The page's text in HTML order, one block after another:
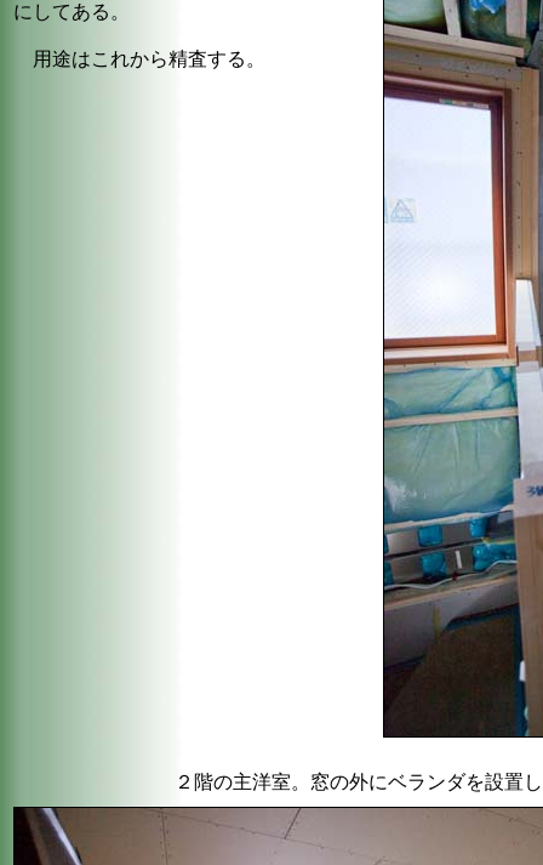
にしてある。
用途はこれから精査する。
２階の主洋室。窓の外にベランダを設置